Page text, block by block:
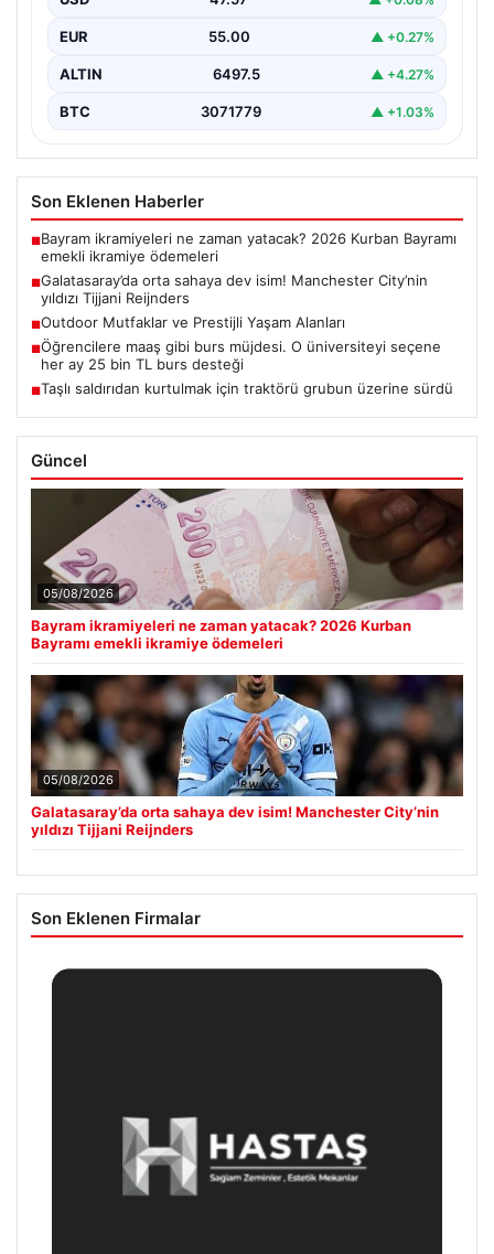
Reijnders"}, "content": "Yaz…
EUR 55.00 ▲ +0.27%
ALTIN 6497.5 ▲ +4.27%
BTC 3071779 ▲ +1.03%
Son Eklenen Haberler
■Bayram ikramiyeleri ne zaman yatacak? 2026 Kurban Bayramı
emekli ikramiye ödemeleri
■Galatasaray’da orta sahaya dev isim! Manchester City’nin
yıldızı Tijjani Reijnders
■Outdoor Mutfaklar ve Prestijli Yaşam Alanları
■Öğrencilere maaş gibi burs müjdesi. O üniversiteyi seçene
her ay 25 bin TL burs desteği
■Taşlı saldırıdan kurtulmak için traktörü grubun üzerine sürdü
Güncel
05/08/2026
Bayram ikramiyeleri ne zaman yatacak? 2026 Kurban
Bayramı emekli ikramiye ödemeleri
05/08/2026
Galatasaray’da orta sahaya dev isim! Manchester City’nin
yıldızı Tijjani Reijnders
Son Eklenen Firmalar